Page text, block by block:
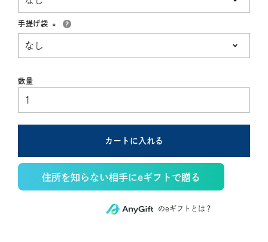
手提げ袋
カートに入れる
住所を知らない相手にeギフトで贈る
のeギフトとは？